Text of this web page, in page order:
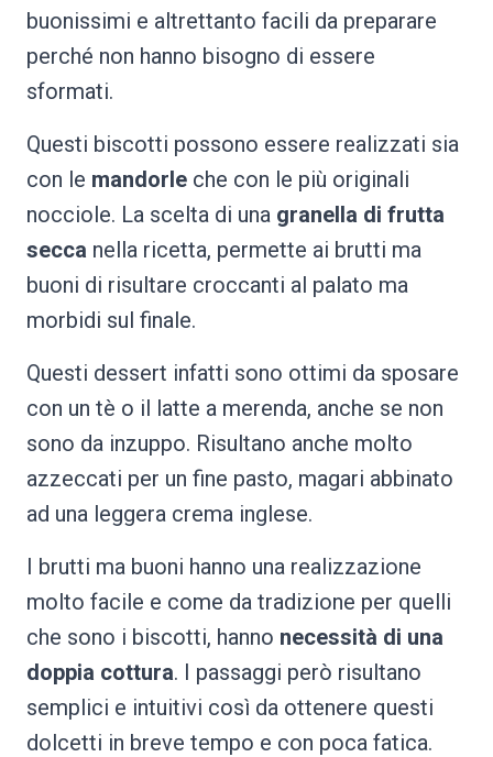
buonissimi e altrettanto facili da preparare
perché non hanno bisogno di essere
sformati.
Questi biscotti possono essere realizzati sia
con le mandorle che con le più originali
nocciole. La scelta di una granella di frutta
secca nella ricetta, permette ai brutti ma
buoni di risultare croccanti al palato ma
morbidi sul finale.
Questi dessert infatti sono ottimi da sposare
con un tè o il latte a merenda, anche se non
sono da inzuppo. Risultano anche molto
azzeccati per un fine pasto, magari abbinato
ad una leggera crema inglese.
I brutti ma buoni hanno una realizzazione
molto facile e come da tradizione per quelli
che sono i biscotti, hanno necessità di una
doppia cottura. I passaggi però risultano
semplici e intuitivi così da ottenere questi
dolcetti in breve tempo e con poca fatica.